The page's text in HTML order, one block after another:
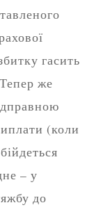
гасить
же
(коли
– у
до